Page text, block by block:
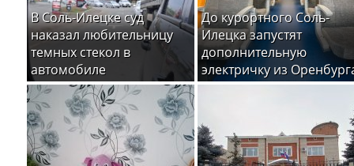
В Соль-Илецке суд
наказал любительницу
темных стекол в
автомобиле
До курортного Соль-
Илецка запустят
дополнительную
электричку из